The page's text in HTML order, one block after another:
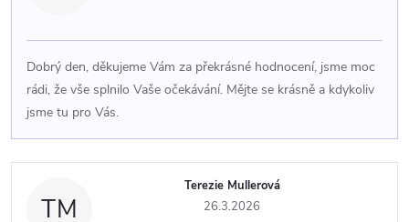
Dobrý den, děkujeme Vám za překrásné hodnocení, jsme moc
rádi, že vše splnilo Vaše očekávání. Mějte se krásně a kdykoliv
jsme tu pro Vás.
TM
Terezie Mullerová
26.3.2026